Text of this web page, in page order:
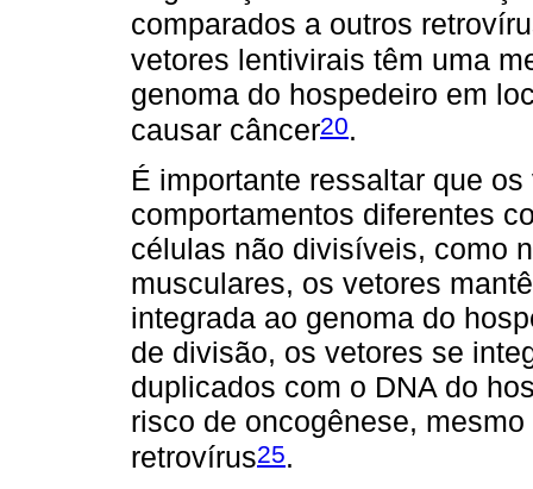
comparados a outros
vetores lentivirais têm uma
genoma do hospedeiro em
causar câncer20.
É importante ressaltar que
comportamentos diferentes
células não divisíveis, como
musculares, os vetores
integrada ao genoma do
de divisão, os vetores se
duplicados com o DNA do
risco de oncogênese,
retrovírus25.